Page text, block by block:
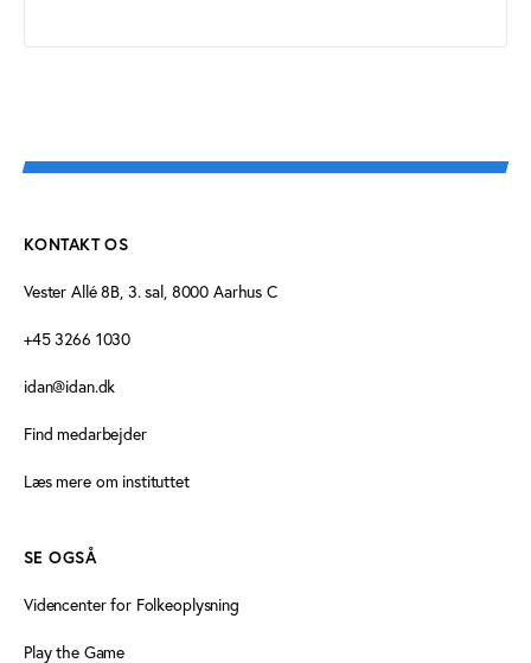
KONTAKT OS
Vester Allé 8B, 3. sal, 8000 Aarhus C
+45 3266 1030
idan@idan.dk
Find medarbejder
Læs mere om instituttet
SE OGSÅ
Videncenter for Folkeoplysning
Play the Game